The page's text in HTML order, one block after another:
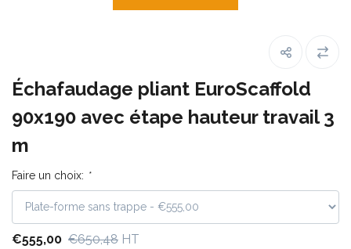
Échafaudage pliant EuroScaffold
90x190 avec étape hauteur travail 3
m
Faire un choix: *
€555,00 €650,48 HT